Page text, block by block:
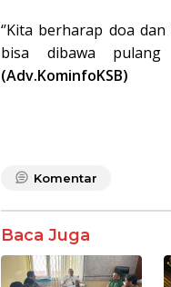
‘’Kita berharap doa
bisa dibawa pulang
(Adv.KominfoKSB)
Komentar
Baca Juga